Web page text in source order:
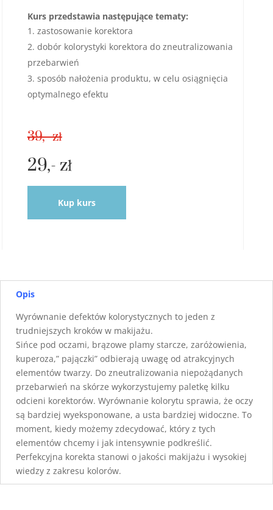
Kurs przedstawia następujące tematy:
zastosowanie korektora
dobór kolorystyki korektora do zneutralizowania
przebarwień
sposób nałożenia produktu, w celu osiągnięcia
optymalnego efektu
39,- zł
29,- zł
Kup kurs
Opis
Wyrównanie defektów kolorystycznych to jeden z
trudniejszych kroków w makijażu.
Sińce pod oczami, brązowe plamy starcze, zaróżowienia,
kuperoza,” pajączki” odbierają uwagę od atrakcyjnych
elementów twarzy. Do zneutralizowania niepożądanych
przebarwień na skórze wykorzystujemy paletkę kilku
odcieni korektorów. Wyrównanie kolorytu sprawia, że oczy
są bardziej wyeksponowane, a usta bardziej widoczne. To
moment, kiedy możemy zdecydować, który z tych
elementów chcemy i jak intensywnie podkreślić.
Perfekcyjna korekta stanowi o jakości makijażu i wysokiej
wiedzy z zakresu kolorów.